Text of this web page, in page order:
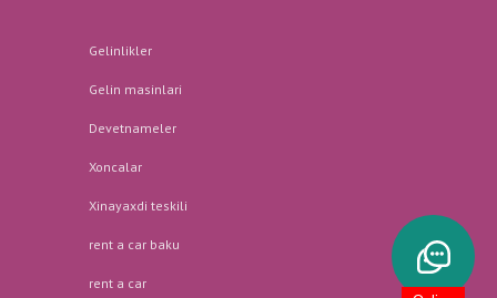
Gelinlikler
Gelin masinlari
Devetnameler
Xoncalar
Xinayaxdi teskili
rent a car baku
rent a car